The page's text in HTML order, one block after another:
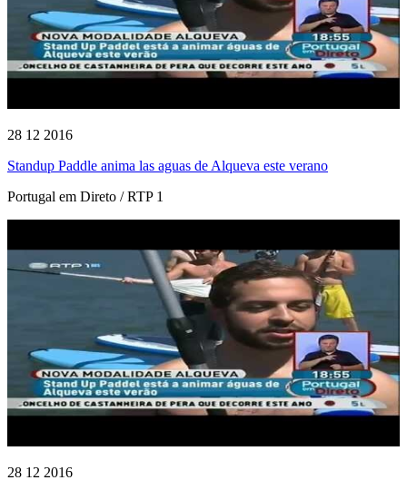
28 12 2016
Standup Paddle anima las aguas de Alqueva este verano
Portugal em Direto / RTP 1
28 12 2016